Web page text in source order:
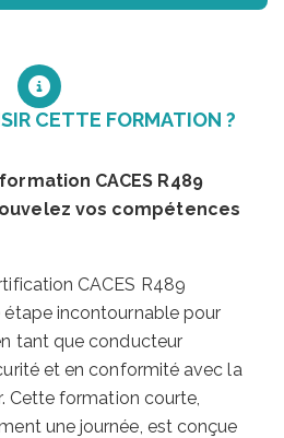
CETTE FORMATION ?
CACES R489
vos compétences
CACES R489
incontournable pour
tant que conducteur
et en conformité avec la
Cette formation courte,
une journée, est conçue